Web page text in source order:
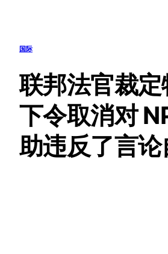
国际
联邦法官裁
下令取消对
助违反了言论